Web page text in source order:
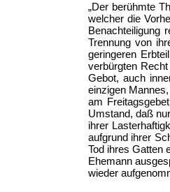
„Der berühmte
welcher die
Benachteiligung
Trennung von
geringeren
verbürgten
Gebot, auch
einzigen
am
Umstand, daß
ihrer
aufgrund ihrer
Tod ihres Gatten
Ehemann
wieder